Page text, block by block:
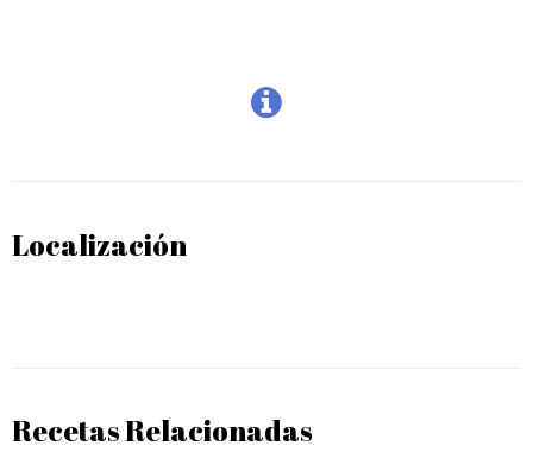
Localización
Recetas Relacionadas